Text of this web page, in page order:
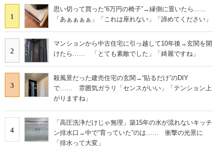
1
思い切って買った“6万円の椅子”→縁側に置いたら……
「あぁぁぁぁ」「これは座れない」「諦めてください」
2
マンションから中古住宅に引っ越して10年後→玄関を開
けたら…… 「とても素敵でした」「綺麗ですね」
3
殺風景だった建売住宅の玄関→“貼るだけ”のDIY
で…… 雰囲気ガラリ「センスがいい」「テンション上
がりますね」
4
「高圧洗浄だけじゃ無理」築15年の水が流れないキッチ
ン排水口→中で“育っていた”のは…… 衝撃の光景に
「排水って大変」